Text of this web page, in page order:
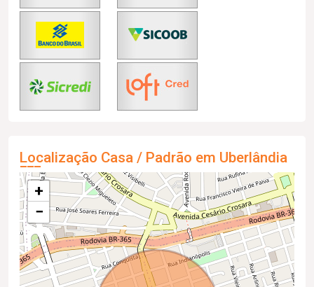
Localização Casa / Padrão em Uberlândia
+
−